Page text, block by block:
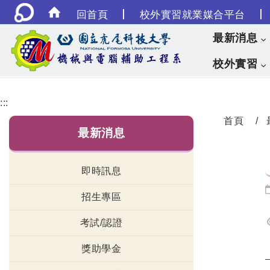
回首頁 | 校外實習就業媒合平台 |
最新消息
校外實習
:::
最新消息
即時訊息
招生專區
考試/認證
獎助學金
首頁